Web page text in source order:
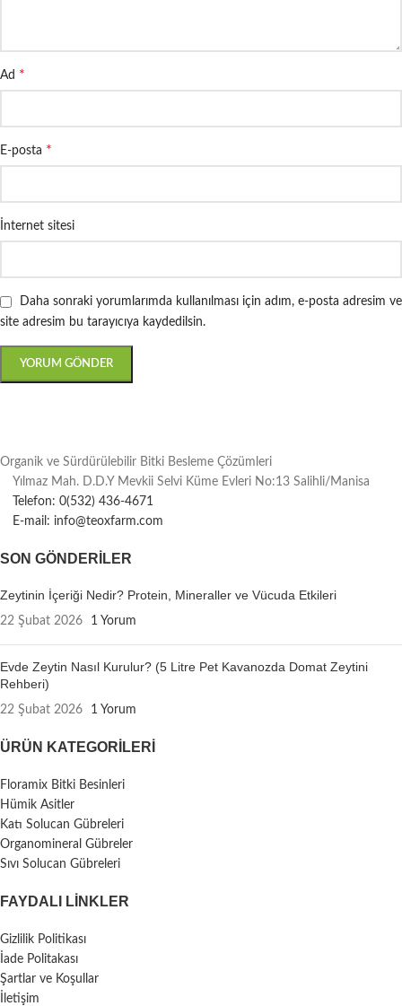
Ad *
E-posta *
İnternet sitesi
Daha sonraki yorumlarımda kullanılması için adım, e-posta adresim ve
site adresim bu tarayıcıya kaydedilsin.
Organik ve Sürdürülebilir Bitki Besleme Çözümleri
Yılmaz Mah. D.D.Y Mevkii Selvi Küme Evleri No:13 Salihli/Manisa
Telefon: 0(532) 436-4671
E-mail: info@teoxfarm.com
SON GÖNDERILER
Zeytinin İçeriği Nedir? Protein, Mineraller ve Vücuda Etkileri
22 Şubat 2026 1 Yorum
Evde Zeytin Nasıl Kurulur? (5 Litre Pet Kavanozda Domat Zeytini
Rehberi)
22 Şubat 2026 1 Yorum
ÜRÜN KATEGORILERI
Floramix Bitki Besinleri
Hümik Asitler
Katı Solucan Gübreleri
Organomineral Gübreler
Sıvı Solucan Gübreleri
FAYDALI LİNKLER
Gizlilik Politikası
İade Politakası
Şartlar ve Koşullar
İletişim